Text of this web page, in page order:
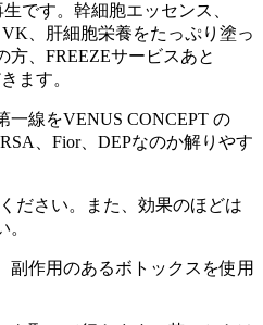
です。幹細胞エッセンス、
、肝細胞栄養をたっぷり塗っ
、FREEZEサービスあと
ます。
一線をVENUS CONCEPT の
、Fior、DEPなのか解りやす
ださい。また、効果のほどは
副作用のあるボトックスを使用